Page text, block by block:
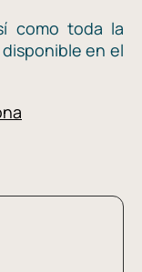
como toda la
en el